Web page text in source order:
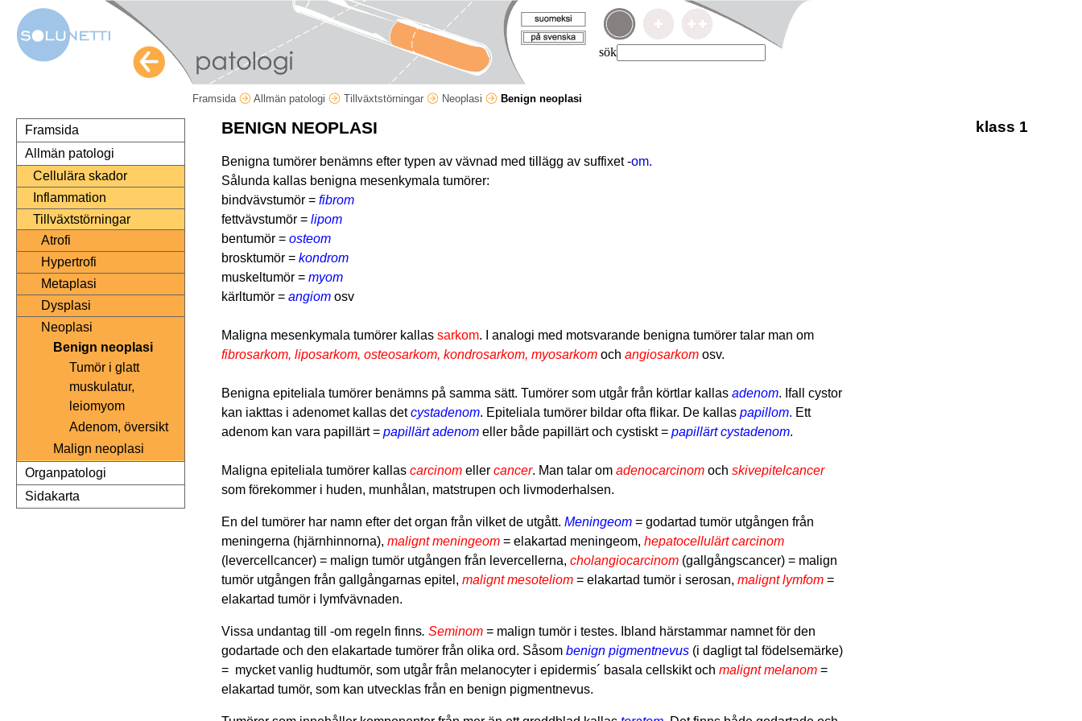
sök
Framsida Allmän patologi Tillväxtstörningar Neoplasi Benign neoplasi
Framsida
Allmän patologi
Cellulära skador
Inflammation
Tillväxtstörningar
Atrofi
Hypertrofi
Metaplasi
Dysplasi
Neoplasi
Benign neoplasi
Tumör i glatt
muskulatur,
leiomyom
Adenom, översikt
Malign neoplasi
Organpatologi
Sidakarta
klass 1
BENIGN NEOPLASI
Benigna tumörer benämns efter typen av vävnad med tillägg av suffixet -om.
Sålunda kallas benigna mesenkymala tumörer:
bindvävstumör = fibrom
fettvävstumör = lipom
bentumör = osteom
brosktumör = kondrom
muskeltumör = myom
kärltumör = angiom osv
Maligna mesenkymala tumörer kallas sarkom. I analogi med motsvarande benigna tumörer talar man om
fibrosarkom, liposarkom, osteosarkom, kondrosarkom, myosarkom och angiosarkom osv.
Benigna epiteliala tumörer benämns på samma sätt. Tumörer som utgår från körtlar kallas adenom. Ifall cystor
kan iakttas i adenomet kallas detcystadenom. Epiteliala tumörer bildar ofta flikar. De kallas papillom. Ett
adenom kan vara papillärt = papillärt adenom eller både papillärt och cystiskt = papillärt cystadenom.
Maligna epiteliala tumörer kallas carcinom eller cancer. Man talar om adenocarcinom och skivepitelcancer
som förekommer i huden, munhålan, matstrupen och livmoderhalsen.
En del tumörer har namn efter det organ från vilket de utgått. Meningeom = godartad tumör utgången från
meningerna (hjärnhinnorna), malignt meningeom = elakartad meningeom, hepatocellulärt carcinom
(levercellcancer) = malign tumör utgången från levercellerna, cholangiocarcinom (gallgångscancer) = malign
tumör utgången från gallgångarnas epitel, malignt mesoteliom = elakartad tumör i serosan, malignt lymfom =
elakartad tumör i lymfvävnaden.
Vissa undantag till -om regeln finns. Seminom = malign tumör i testes. Ibland härstammar namnet för den
godartade och den elakartade tumörer från olika ord. Såsom benign pigmentnevus (i dagligt tal födelsemärke)
= mycket vanlig hudtumör, som utgår från melanocyter i epidermis´ basala cellskikt och malignt melanom =
elakartad tumör, som kan utvecklas från en benign pigmentnevus.